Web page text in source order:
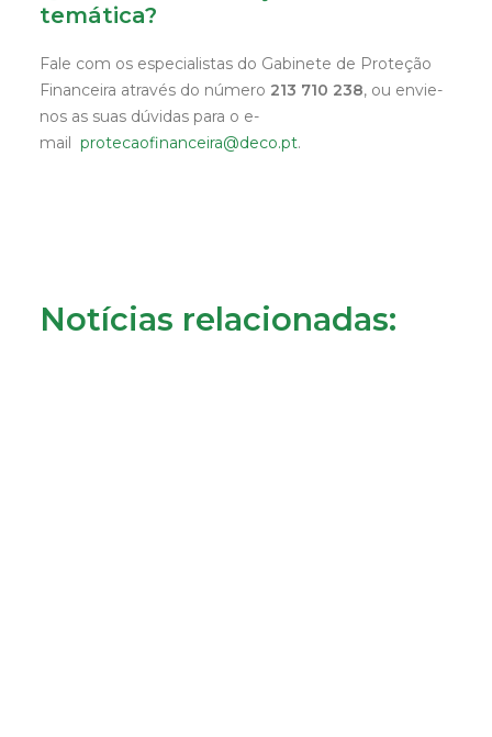
temática?
Fale com os especialistas do Gabinete de Proteção
Financeira através do número 213 710 238, ou envie-
nos as suas dúvidas para o e-
mail protecaofinanceira@deco.pt.
Notícias relacionadas: